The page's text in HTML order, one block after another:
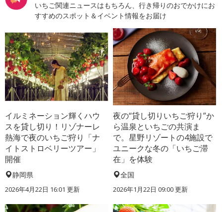
いちご関連ニュースはもちろん、行き帰りのおでかけにお
すすめのスポット＆イベント情報をお届け
イルミネーション輝くハウ
スを貸し切り！リゾナーレ
熱海で夜のいちご狩り「ナ
イトストロベリーツアー」
開催
静岡県
2026年4月22日 16:01 更新
夜の“貸し切りいちご狩り”か
ら温泉といちごの共演ま
で。星野リゾートの4施設で
ユニークな冬の「いちご滞
在」を体験
全国
2026年1月22日 09:00 更新